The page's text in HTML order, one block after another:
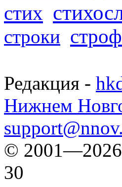
стих
строки
Редакция -
Нижнем
© 2001—2026
30